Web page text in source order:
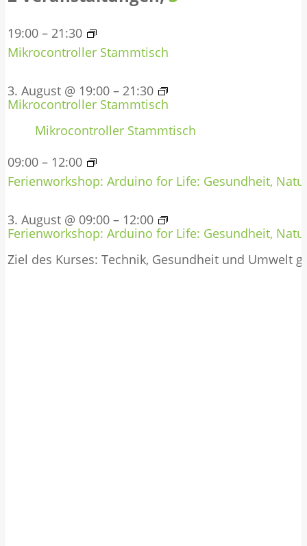
19:00 – 21:30
Mikrocontroller Stammtisch
3. August @ 19:00 – 21:30
Mikrocontroller Stammtisch
Mikrocontroller Stammtisch
09:00 – 12:00
Ferienworkshop: Arduino for Life: Gesundheit,
3. August @ 09:00 – 12:00
Ferienworkshop: Arduino for Life: Gesundheit,
Ziel des Kurses: Technik, Gesundheit und Umwelt